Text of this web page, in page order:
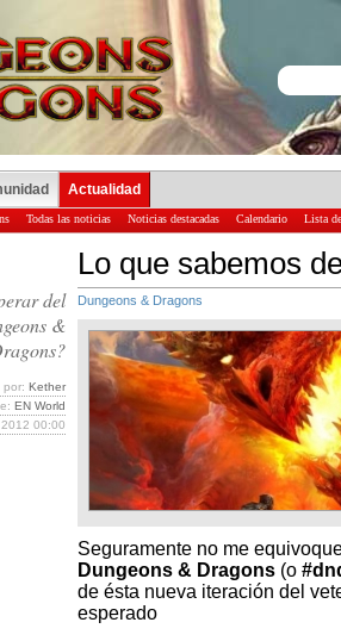
Actualidad
Todas las noticias Noticias destacadas Calendario Lista
Lo que sabemos
Dungeons & Dragons
Seguramente no me
Dungeons & Dragons (o
de ésta nueva iteración del
esperado
del
&
por: Kether
EN World
00:00